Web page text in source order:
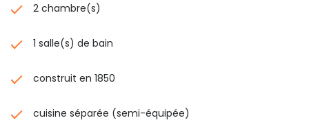
2 chambre(s)
1 salle(s) de bain
construit en 1850
cuisine séparée (semi-équipée)